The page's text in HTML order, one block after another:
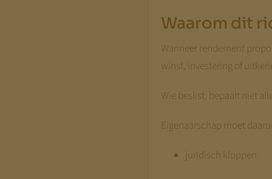
Waarom dit
Wanneer rendement
winst, investering of
Wie beslist, bepaalt niet
Eigenaarschap moet
juridisch kloppen